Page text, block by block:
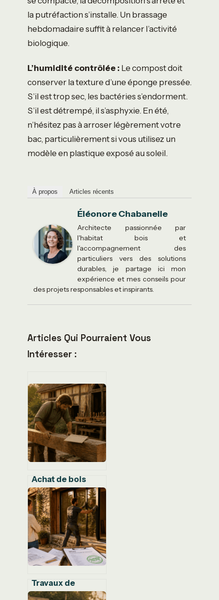
la putréfaction s’installe. Un brassage
hebdomadaire suffit à relancer l’activité
biologique.
L’humidité contrôlée : Le compost doit
conserver la texture d’une éponge pressée.
S’il est trop sec, les bactéries s’endorment.
S’il est détrempé, il s’asphyxie. En été,
n’hésitez pas à arroser légèrement votre
bac, particulièrement si vous utilisez un
modèle en plastique exposé au soleil.
À propos Articles récents
Éléonore Chabanelle
Architecte passionnée par
l'habitat bois et
l'accompagnement des
particuliers vers des solutions
durables, je partage ici mon
expérience et mes conseils pour
des projets responsables et inspirants.
Articles Qui Pourraient Vous
Intéresser :
Achat de bois
pour colombage :
3 critères de
classe d’emploi
pour prévenir le
pourrissement
Travaux de
rénovation : 25 %